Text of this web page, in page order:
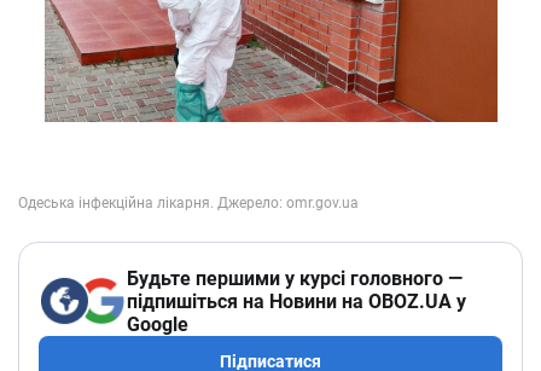
Будьте першими у курсі головного —
підпишіться на Новини на OBOZ.UA у
Google
Підписатися